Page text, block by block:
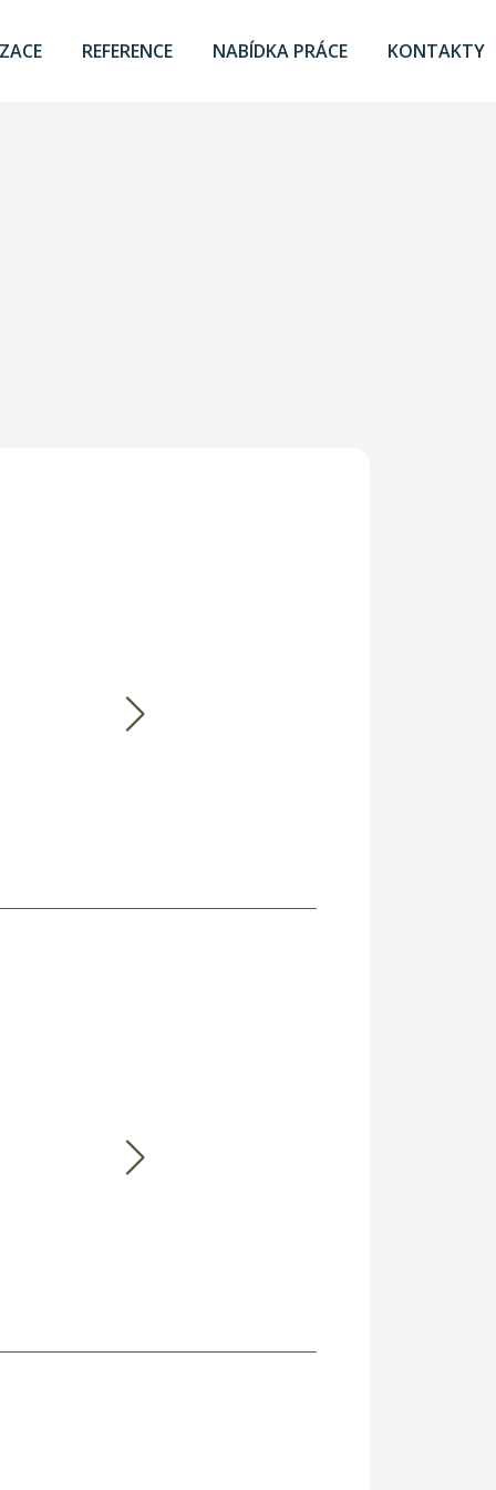
REFERENCE NABÍDKA PRÁCE KONTAKTY